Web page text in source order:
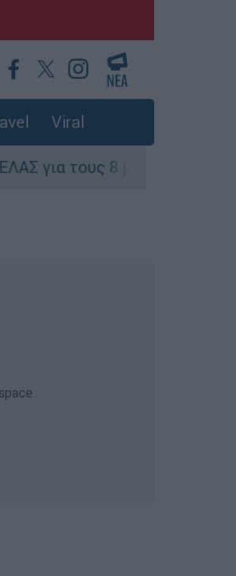
Viral
βιασμούς τουριστριών -